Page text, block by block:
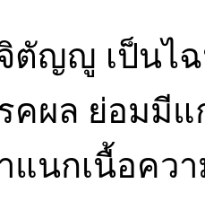
ตัญญู เป็นไฉ
คผล ย่อมมี
แนกเนื้อคว